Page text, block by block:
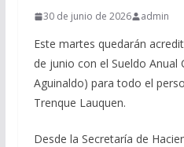
30 de junio de 2026 admin
Este martes quedarán
de junio con el Sueldo Anual
Aguinaldo) para todo el
Trenque Lauquen.
Desde la Secretaría de